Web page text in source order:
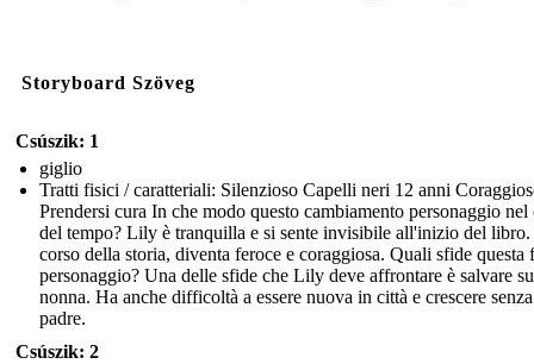
Storyboard Szöveg
Csúszik: 1
giglio
Tratti fisici / caratteriali: Silenzioso Capelli neri 12 anni
Prendersi cura In che modo questo cambiamento personaggio nel
del tempo? Lily è tranquilla e si sente invisibile all'inizio del
corso della storia, diventa feroce e coraggiosa. Quali sfide questa
personaggio? Una delle sfide che Lily deve affrontare è salvare
nonna. Ha anche difficoltà a essere nuova in città e crescere
padre.
Csúszik: 2